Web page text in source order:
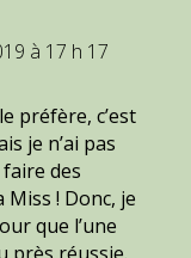
à 17 h 17
préfère, c’est
je n’ai pas
des
! Donc, je
que l’une